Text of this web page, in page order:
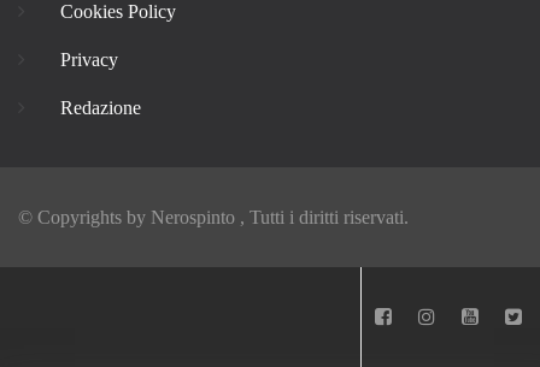
Cookies Policy
Privacy
Redazione
© Copyrights by Nerospinto , Tutti i diritti riservati.